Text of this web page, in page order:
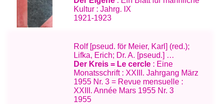
Kultur : Jahrg. IX
1921-1923
Rolf [pseud. för Meier, Karl] (red.);
Lifka, Erich; Dr. A. [pseud.] …
Der Kreis = Le cercle : Eine
Monatsschrift : XXIII. Jahrgang März
1955 Nr. 3 = Revue mensuelle :
XXIII. Année Mars 1955 Nr. 3
1955